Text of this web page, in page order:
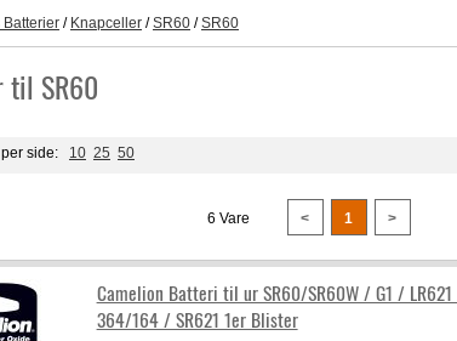
Batterier/ Knapceller/SR60/SR60
til SR60
side: 10 25 50
6 Vare < 1 >
Camelion Batteri til ur SR60/SR60W / G1 /
364/164 / SR621 1er Blister